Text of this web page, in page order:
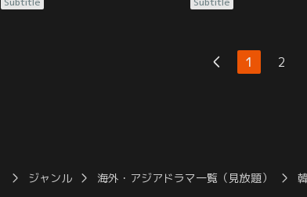
たはずの現金がどこにもない。ペ・ソンミ
ところが落胆して家に戻っ
ボムに、お金が見つかって
も、きつい言葉を投げてし
が実は、この一件にはワケ
1 2
ジャンル 海外・アジアドラマ一覧（見放題）